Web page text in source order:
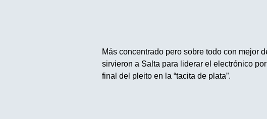
Más concentrado pero sobre todo con mejor
sirvieron a Salta para liderar el electrónico
final del pleito en la “tacita de plata”.